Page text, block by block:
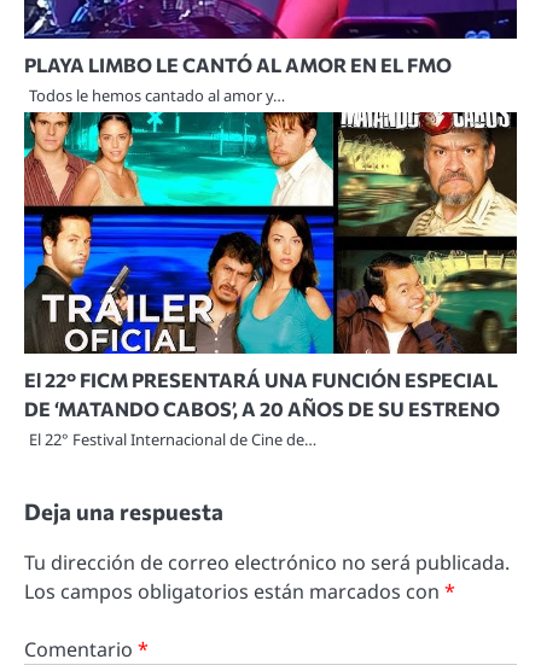
PLAYA LIMBO LE CANTÓ AL AMOR EN EL FMO
Todos le hemos cantado al amor y…
El 22° FICM PRESENTARÁ UNA FUNCIÓN ESPECIAL
DE ‘MATANDO CABOS’, A 20 AÑOS DE SU ESTRENO
El 22° Festival Internacional de Cine de…
Deja una respuesta
Tu dirección de correo electrónico no será publicada.
Los campos obligatorios están marcados con *
Comentario *